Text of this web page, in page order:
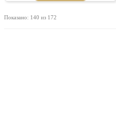
Показано: 140 из 172